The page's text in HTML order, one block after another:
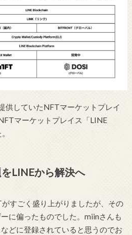
供していたNFTマーケットプレイ
マーケットプレイス「LINE
LINEから解決へ
すごく盛り上がりましたが、その
に偏ったものでした。miinさんも
どに登録されていると思うのでお